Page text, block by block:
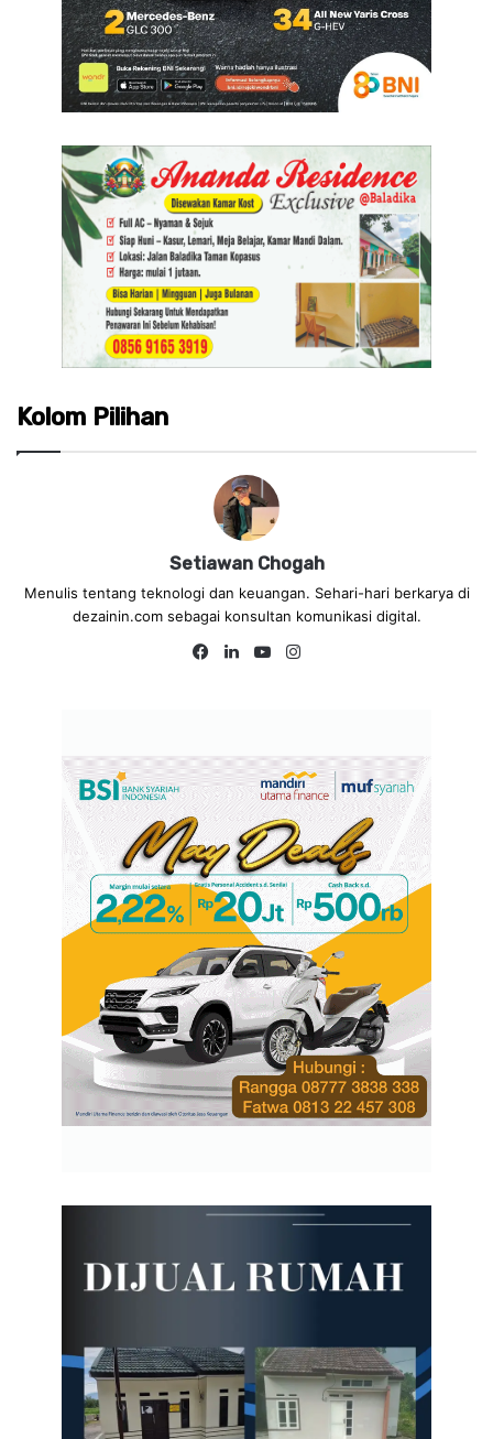
Kolom Pilihan
Setiawan Chogah
Menulis tentang teknologi dan keuangan. Sehari-hari berkarya di
dezainin.com sebagai konsultan komunikasi digital.
Fa
Lin
Yo